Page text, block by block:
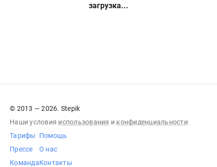
загрузка...
© 2013 — 2026. Stepik
Наши условия использования и конфиденциальности
Тарифы
Прессе
Команда
Помощь
О нас
Контакты